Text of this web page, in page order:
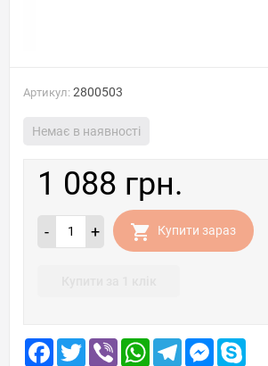
Артикул: 2800503
Немає в наявності
1 088 грн.
- + Купити зараз
Facebook
TwitterViber WhatsAppTelegramMessenger